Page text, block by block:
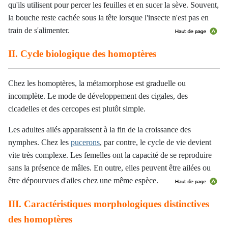
qu'ils utilisent pour percer les feuilles et en sucer la sève. Souvent,
la bouche reste cachée sous la tête lorsque l'insecte n'est pas en
train de s'alimenter.
II. Cycle biologique des homoptères
Chez les homoptères, la métamorphose est graduelle ou
incomplète. Le mode de développement des cigales, des
cicadelles et des cercopes est plutôt simple.
Les adultes ailés apparaissent à la fin de la croissance des
nymphes. Chez les pucerons, par contre, le cycle de vie devient
vite très complexe. Les femelles ont la capacité de se reproduire
sans la présence de mâles. En outre, elles peuvent être ailées ou
être dépourvues d'ailes chez une même espèce.
III. Caractéristiques morphologiques distinctives
des homoptères